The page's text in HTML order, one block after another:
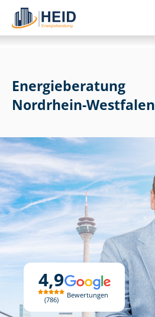
4,9
786
Bewertungen
Energieberatung
Nordrhein-Westfalen